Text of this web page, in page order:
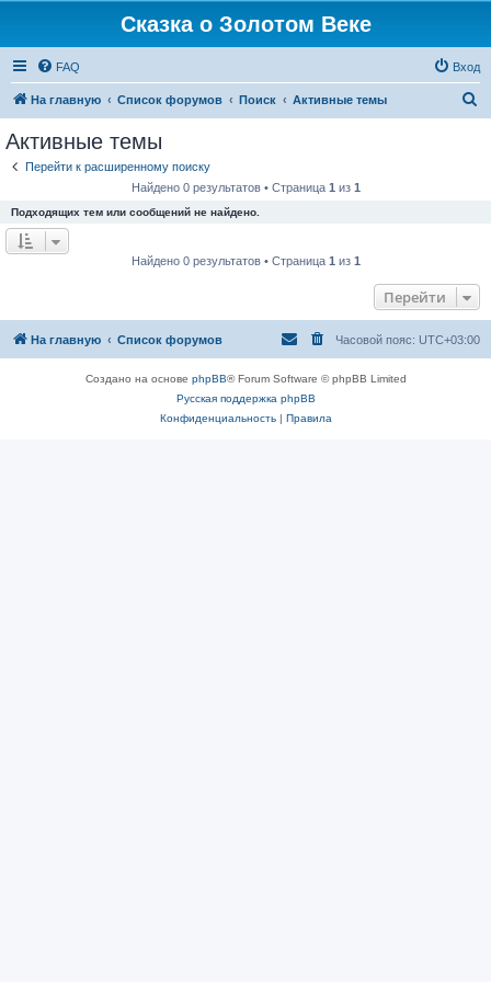
Сказка о Золотом Веке
FAQ Вход
На главную Список форумов Поиск Активные темы
Активные темы
Перейти к расширенному поиску
Найдено 0 результатов • Страница 1 из 1
Подходящих тем или сообщений не найдено.
Найдено 0 результатов • Страница 1 из 1
Перейти
На главную Список форумов Часовой пояс: UTC+03:00
Создано на основе phpBB® Forum Software © phpBB Limited
Русская поддержка phpBB
Конфиденциальность| Правила